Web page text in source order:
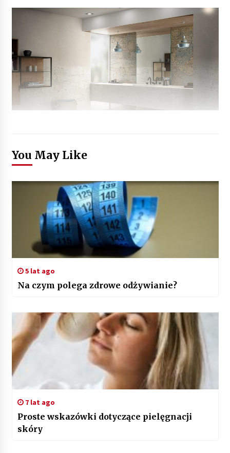
You May Like
5 lat ago
Na czym polega zdrowe odżywianie?
7 lat ago
Proste wskazówki dotyczące pielęgnacji
skóry